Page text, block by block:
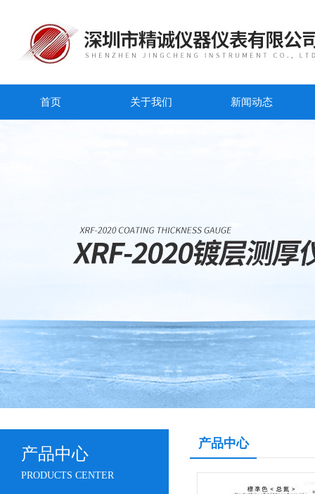
首页 关于我们 新闻动态
产品中心
PRODUCTS CENTER
产品中心